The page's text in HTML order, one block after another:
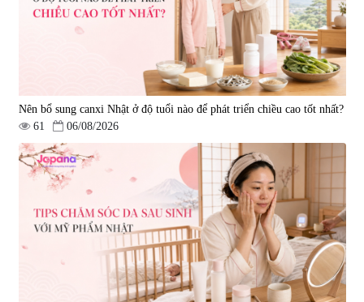
Nên bổ sung canxi Nhật ở độ tuổi nào để phát triển chiều cao tốt nhất?
61
06/08/2026